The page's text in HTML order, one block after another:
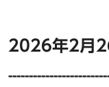
2026年2月